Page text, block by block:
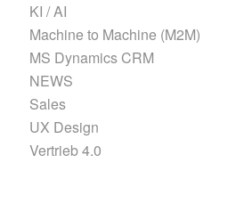
KI / AI
Machine to Machine (M2M)
MS Dynamics CRM
NEWS
Sales
UX Design
Vertrieb 4.0